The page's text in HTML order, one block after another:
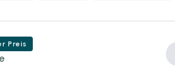
Preis